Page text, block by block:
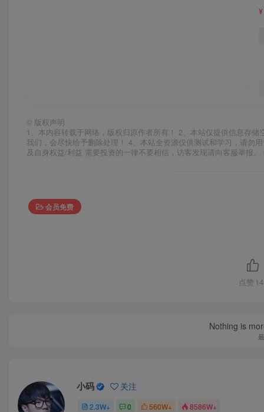
¥
© 版权声明
1、本内容转载于网络，版权归原作者所有！ 2、本站仅提供信息存
我们，会尽快给予删除处理！ 4、本站全资源仅供测试和学习，请勿
及自身权益/利益 需要投资的一律不要相信，访客发现请向客服举报
会员免费
点赞
Nothing is
小码 关注
2.3W+ 0 560W+ 8586W+